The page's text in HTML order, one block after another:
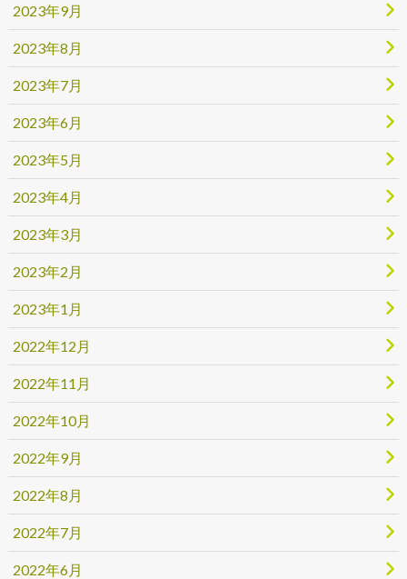
2023年9月
2023年8月
2023年7月
2023年6月
2023年5月
2023年4月
2023年3月
2023年2月
2023年1月
2022年12月
2022年11月
2022年10月
2022年9月
2022年8月
2022年7月
2022年6月